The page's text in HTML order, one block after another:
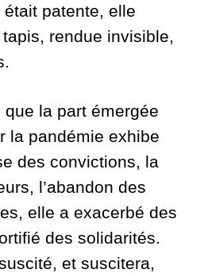
patente, elle
rendue invisible,
que la part émergée
la pandémie exhibe
des convictions, la
l’abandon des
elle a exacerbé des
des solidarités.
et suscitera,